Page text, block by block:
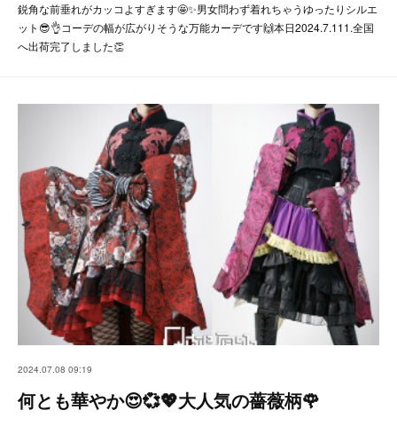
鋭角な前垂れがカッコよすぎます🤩✨男女問わず着れちゃうゆったりシルエ
ット😎👌コーデの幅が広がりそうな万能カーデです🙌本日2024.7.111.全国
へ出荷完了しました👏
2024.07.08 09:19
何とも華やか😍💞💖大人気の薔薇柄🌹